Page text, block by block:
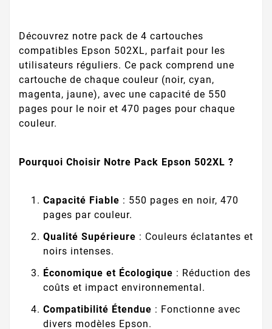
Découvrez notre pack de 4 cartouches
compatibles Epson 502XL, parfait pour les
utilisateurs réguliers. Ce pack comprend une
cartouche de chaque couleur (noir, cyan,
magenta, jaune), avec une capacité de 550
pages pour le noir et 470 pages pour chaque
couleur.
Pourquoi Choisir Notre Pack Epson 502XL ?
Capacité Fiable : 550 pages en noir, 470
pages par couleur.
Qualité Supérieure : Couleurs éclatantes et
noirs intenses.
Économique et Écologique : Réduction des
coûts et impact environnemental.
Compatibilité Étendue : Fonctionne avec
divers modèles Epson.